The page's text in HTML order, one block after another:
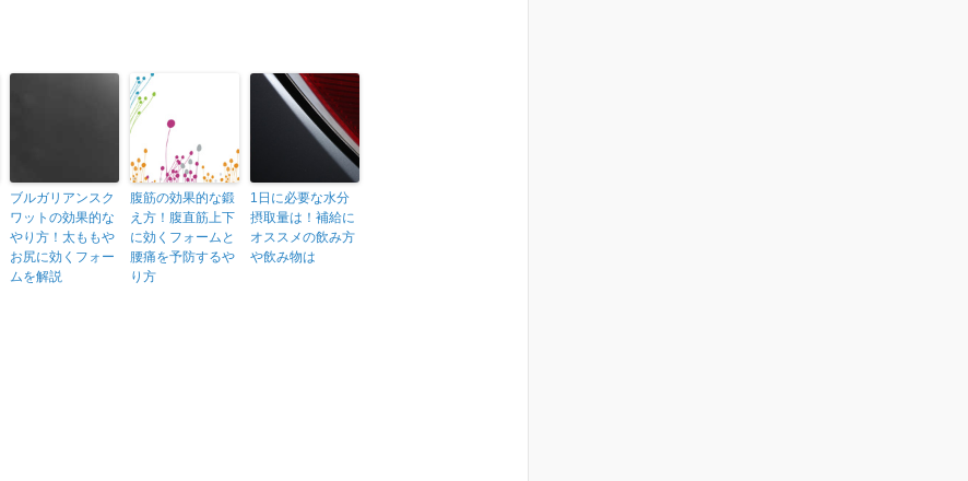
ブルガリアンスク
ワットの効果的な
やり方！太ももや
お尻に効くフォー
ムを解説
腹筋の効果的な鍛
え方！腹直筋上下
に効くフォームと
腰痛を予防するや
り方
1日に必要な水分
摂取量は！補給に
オススメの飲み方
や飲み物は